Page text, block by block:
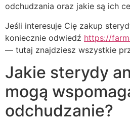
odchudzania oraz jakie są ich
Jeśli interesuje Cię zakup
koniecznie odwiedź https://
— tutaj znajdziesz wszystkie
Jakie sterydy
mogą
odchudzanie?